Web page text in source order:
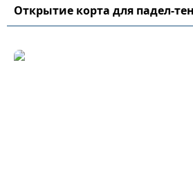
Открытие корта для падел-